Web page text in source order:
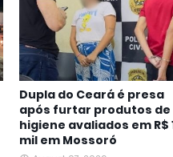
Dupla do Ceará é presa
após furtar produtos de
higiene avaliados em R$
mil em Mossoró